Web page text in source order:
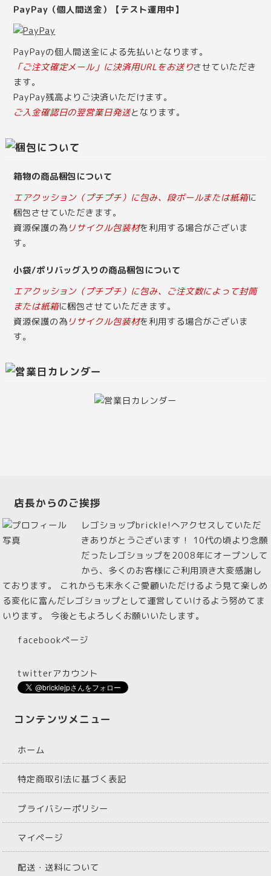
PayPay（個人間送金）【テスト運用中】
PayPayの個人間送金による先払いとなります。
「ご注文確定メール」に決済用URLをお送りさせていただき
ます。
PayPay残高よりご決済いただけます。
ご入金確認日の翌営業日発送となります。
箱物の商品梱包について
エアクッション（プチプチ）に包み、段ボールまたは紙箱に
梱包させていただきます。
資源保護の為 リサイクル包装材を利用する場合がございま
す。
小袋/ポリバッグ入りの商品梱包について
エアクッション（プチプチ）に包み、ご注文数によって封筒
または紙箱に梱包させていただきます。
資源保護の為 リサイクル包装材を利用する場合がございま
す。
店長からのご挨拶
レゴショップbrickle!へアクセスしていただ
きありがとうございます！ 10代の頃より念願
だったレゴショップを2008年にオープンして
から、多くのお客様にご利用頂き大変感謝し
ております。 これからも末永くご愛顧いただけるよう見て楽しめ
る変化に富んだレゴショップとして運営していけるよう努めてま
いります。 今後ともよろしくお願いいたします。
facebookページ
twitterアカウント
コンテンツメニュー
ホーム
特定商取引法に基づく表記
プライバシーポリシー
マイページ
配送・送料について